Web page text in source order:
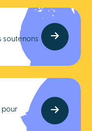
soutenons
pour